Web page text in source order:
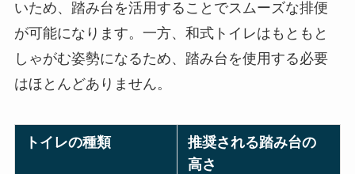
いため、踏み台を活用することでスムーズな排便
が可能になります。一方、和式トイレはもともと
しゃがむ姿勢になるため、踏み台を使用する必要
はほとんどありません。
トイレの種類
推奨される踏み台の
高さ